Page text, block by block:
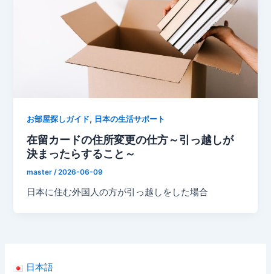
日本語
お部屋探しガイド, 日本の生活サポート
在留カードの住所変更の仕方～引っ越しが
決まったらすること～
master/2026-06-09
日本に住む外国人の方が引っ越しをした場合